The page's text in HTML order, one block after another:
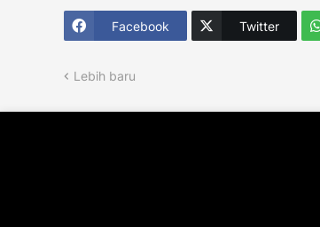
Facebook Twitter
Lebih baru